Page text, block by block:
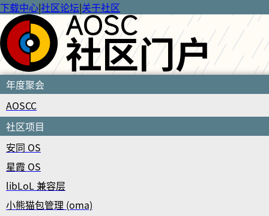
下载中心|社区论坛|关于社区
年度聚会
AOSCC
社区项目
安同 OS
星霞 OS
libLoL 兼容层
小熊猫包管理 (oma)